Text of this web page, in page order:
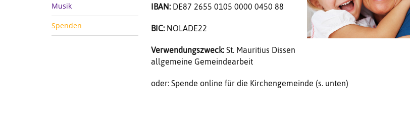
Musik
Spenden
IBAN: DE87 2655 0105 0000 0450 88
BIC: NOLADE22
Verwendungszweck:St. Mauritius Dissen
allgemeine Gemeindearbeit
oder: Spende online für die Kirchengemeinde (s. unten)